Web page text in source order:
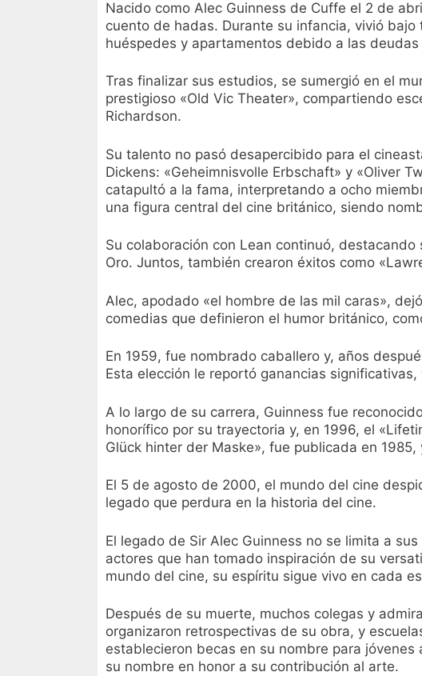
Nacido como Alec Guinness de Cuffe el 2 de
cuento de hadas. Durante su infancia, vivió
huéspedes y apartamentos debido a las
Tras finalizar sus estudios, se sumergió en el
prestigioso «Old Vic Theater», compartiendo
Richardson.
Su talento no pasó desapercibido para el
Dickens: «Geheimnisvolle Erbschaft» y «Oliver
catapultó a la fama, interpretando a ocho
una figura central del cine británico, siendo
Su colaboración con Lean continuó,
Oro. Juntos, también crearon éxitos como
Alec, apodado «el hombre de las mil caras»,
comedias que definieron el humor británico,
En 1959, fue nombrado caballero y, años
Esta elección le reportó ganancias
A lo largo de su carrera, Guinness fue
honorífico por su trayectoria y, en 1996, el
Glück hinter der Maske», fue publicada en
El 5 de agosto de 2000, el mundo del cine
legado que perdura en la historia del cine.
El legado de Sir Alec Guinness no se limita a
actores que han tomado inspiración de su
mundo del cine, su espíritu sigue vivo en cada
Después de su muerte, muchos colegas y
organizaron retrospectivas de su obra, y
establecieron becas en su nombre para
su nombre en honor a su contribución al arte.